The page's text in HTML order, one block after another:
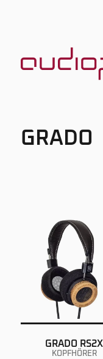
GRADO
GRADO RS2X
KOPFHÖRER